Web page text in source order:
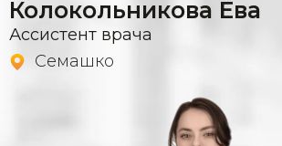
Колокольникова Ева
Ассистент врача
Семашко